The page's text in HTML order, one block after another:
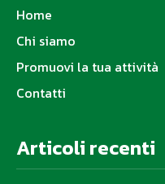
Home
Chi siamo
Promuovi la tua attività
Contatti
Articoli recenti